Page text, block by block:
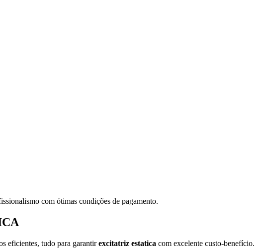
com ótimas condições de pagamento.
eficientes, tudo para garantirexcitatriz estatica com excelente custo-benefício.